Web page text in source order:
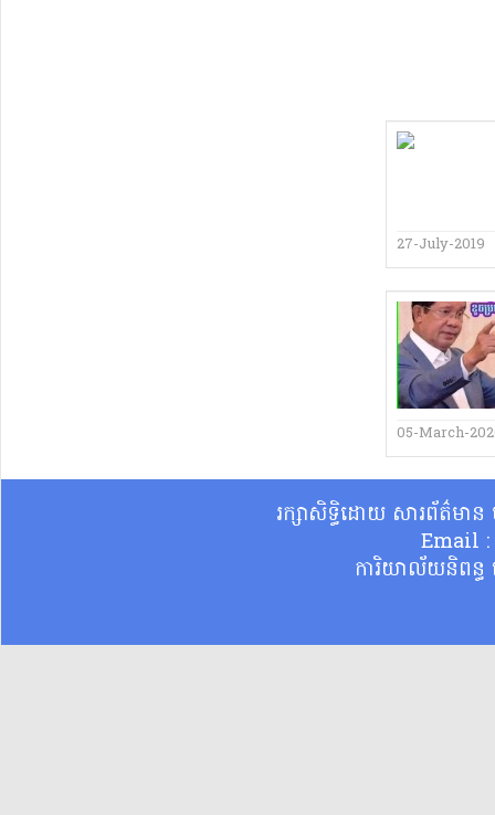
27-July-2019
05-March-
រក្សាសិទ្ធិដោយ សារព័ត៌មា
Email
ការិយាល័យនិពន្ធ